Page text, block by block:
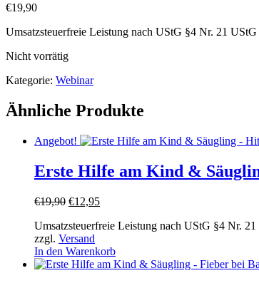
€19,90
Umsatzsteuerfreie Leistung nach UStG §4 Nr. 21 UStG
Nicht vorrätig
Kategorie: Webinar
Ähnliche Produkte
Angebot!
Erste Hilfe am Kind &
€19,90 Ursprünglicher
war:
€19,90
€12,95Aktueller
ist:
Umsatzsteuerfreie Leistung nach UStG §4 Nr.
zzgl. Versand
In den Warenkorb